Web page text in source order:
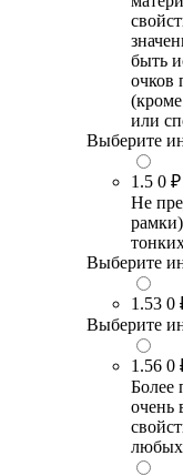
быть
очков
или
Выберите
1.5 0 ₽
Не
Выберите
1.53 0
Выберите
1.56 0
Более
очень
любых